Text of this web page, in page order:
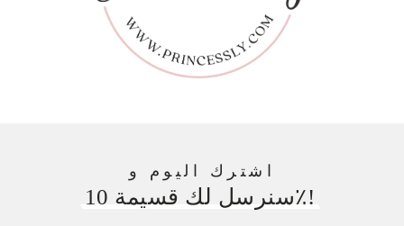
اشترك اليوم و
سنرسل لك قسيمة 10٪!